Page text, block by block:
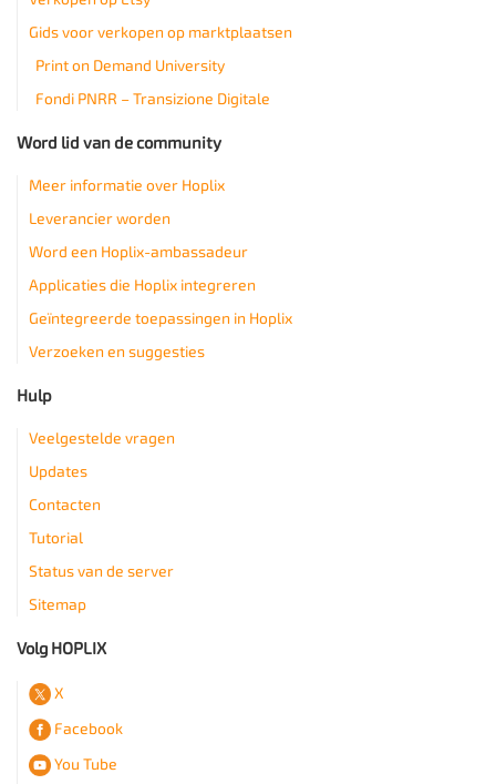
Gids voor verkopen op marktplaatsen
Print on Demand University
Fondi PNRR – Transizione Digitale
Word lid van de community
Meer informatie over Hoplix
Leverancier worden
Word een Hoplix-ambassadeur
Applicaties die Hoplix integreren
Geïntegreerde toepassingen in Hoplix
Verzoeken en suggesties
Hulp
Veelgestelde vragen
Updates
Contacten
Tutorial
Status van de server
Sitemap
Volg HOPLIX
X
Facebook
You Tube